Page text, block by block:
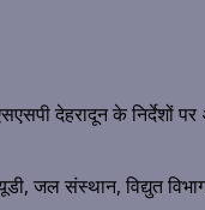
देहरादून के निर्देशों
संस्थान, विद्युत